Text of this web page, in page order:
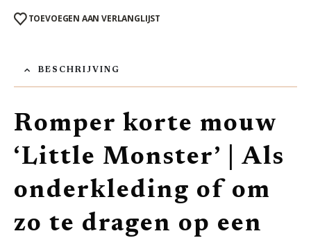
TOEVOEGEN AAN VERLANGLIJST
BESCHRIJVING
Romper korte mouw
‘Little Monster’ | Als
onderkleding of om
zo te dragen op een